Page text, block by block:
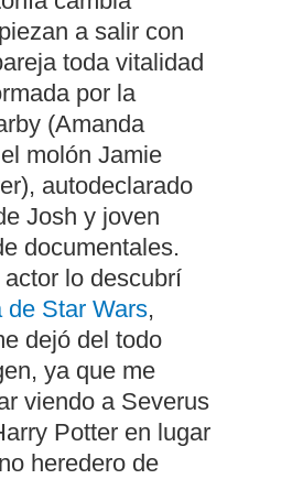
a salir con
toda vitalidad
por la
(Amanda
molón Jamie
autodeclarado
Josh y joven
documentales.
lo descubrí
de Star Wars,
dejó del todo
ya que me
viendo a Severus
Potter en lugar
heredero de